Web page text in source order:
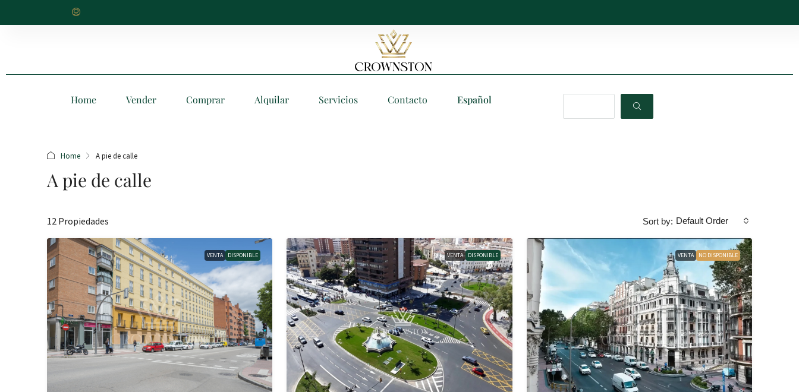
Home Vender Comprar Alquilar Servicios Contacto Español
Home A pie de calle
A pie de calle
12 Propiedades Sort by: Default Order
VENTA DISPONIBLE VENTA DISPONIBLE VENTA NO DISPONIBLE